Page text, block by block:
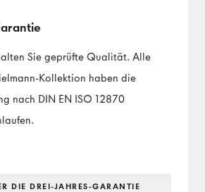
Sie geprüfte Qualität. Alle
Kollektion haben die
nach DIN EN ISO 12870
DIE DREI-JAHRES-GARANTIE